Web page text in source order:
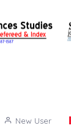
New User